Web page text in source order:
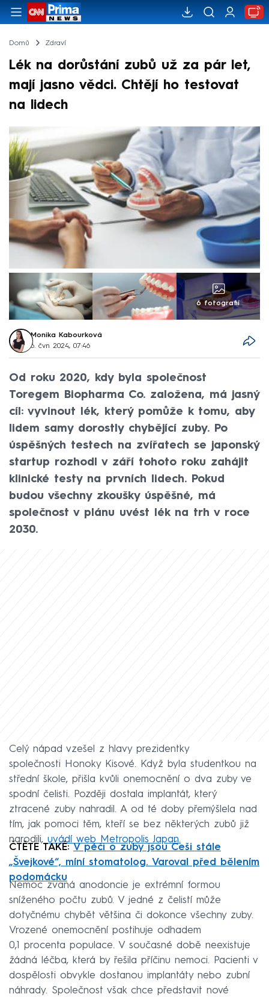
Domů Zdraví
Lék na dorůstání zubů už za pár let,
mají jasno vědci. Chtějí ho testovat
na lidech
6 fotografií
Monika Kabourková
6. čvn 2024, 07:46
Od roku 2020, kdy byla společnost
Toregem Biopharma Co. založena, má jasný
cíl: vyvinout lék, který pomůže k tomu, aby
lidem samy dorostly chybějící zuby. Po
úspěšných testech na zvířatech se japonský
startup rozhodl v září tohoto roku zahájit
klinické testy na prvních lidech. Pokud
budou všechny zkoušky úspěšné, má
společnost v plánu uvést lék na trh v roce
2030.
Celý nápad vzešel z hlavy prezidentky
společnosti Honoky Kisové. Když byla studentkou na
střední škole, přišla kvůli onemocnění o dva zuby ve
spodní čelisti. Později dostala implantát, který
ztracené zuby nahradil. A od té doby přemýšlela nad
tím, jak pomoci těm, kteří se bez některých zubů již
narodili, uvádí web Metropolis Japan.
ČTĚTE TAKÉ: V péči o zuby jsou Češi stále
„Švejkové“, míní stomatolog. Varoval před bělením
podomácku
Nemoc zvaná anodoncie je extrémní formou
sníženého počtu zubů. V jedné z čelistí může
dotyčnému chybět většina či dokonce všechny zuby.
Vrozené onemocnění postihuje odhadem
0,1 procenta populace. V současné době neexistuje
žádná léčba, která by řešila příčinu nemoci. Pacienti v
dospělosti obvykle dostanou implantáty nebo zubní
náhrady. Společnost však chce představit nové